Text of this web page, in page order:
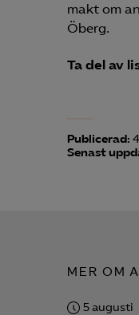
makt om
Öberg.
Ta del av
Publicerad:
Senast
MER OM
5 augusti